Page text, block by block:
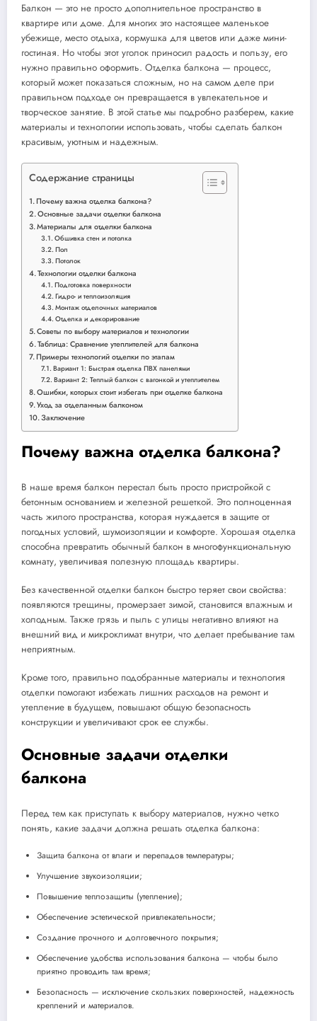
Балкон — это не просто дополнительное пространство в
квартире или доме. Для многих это настоящее маленькое
убежище, место отдыха, кормушка для цветов или даже мини-
гостиная. Но чтобы этот уголок приносил радость и пользу, его
нужно правильно оформить. Отделка балкона — процесс,
который может показаться сложным, но на самом деле при
правильном подходе он превращается в увлекательное и
творческое занятие. В этой статье мы подробно разберем, какие
материалы и технологии использовать, чтобы сделать балкон
красивым, уютным и надежным.
Содержание страницы
Почему важна отделка балкона?
Основные задачи отделки балкона
Материалы для отделки балкона
Обшивка стен и потолка
Пол
Потолок
Технологии отделки балкона
Подготовка поверхности
Гидро- и теплоизоляция
Монтаж отделочных материалов
Отделка и декорирование
Советы по выбору материалов и технологии
Таблица: Сравнение утеплителей для балкона
Примеры технологий отделки по этапам
Вариант 1: Быстрая отделка ПВХ панелями
Вариант 2: Теплый балкон с вагонкой и утеплителем
Ошибки, которых стоит избегать при отделке балкона
Уход за отделанным балконом
Заключение
Почему важна отделка балкона?
В наше время балкон перестал быть просто пристройкой с
бетонным основанием и железной решеткой. Это полноценная
часть жилого пространства, которая нуждается в защите от
погодных условий, шумоизоляции и комфорте. Хорошая отделка
способна превратить обычный балкон в многофункциональную
комнату, увеличивая полезную площадь квартиры.
Без качественной отделки балкон быстро теряет свои свойства:
появляются трещины, промерзает зимой, становится влажным и
холодным. Также грязь и пыль с улицы негативно влияют на
внешний вид и микроклимат внутри, что делает пребывание там
неприятным.
Кроме того, правильно подобранные материалы и технология
отделки помогают избежать лишних расходов на ремонт и
утепление в будущем, повышают общую безопасность
конструкции и увеличивают срок ее службы.
Основные задачи отделки
балкона
Перед тем как приступать к выбору материалов, нужно четко
понять, какие задачи должна решать отделка балкона:
Защита балкона от влаги и перепадов температуры;
Улучшение звукоизоляции;
Повышение теплозащиты (утепление);
Обеспечение эстетической привлекательности;
Создание прочного и долговечного покрытия;
Обеспечение удобства использования балкона — чтобы было
приятно проводить там время;
Безопасность — исключение скользких поверхностей, надежность
креплений и материалов.